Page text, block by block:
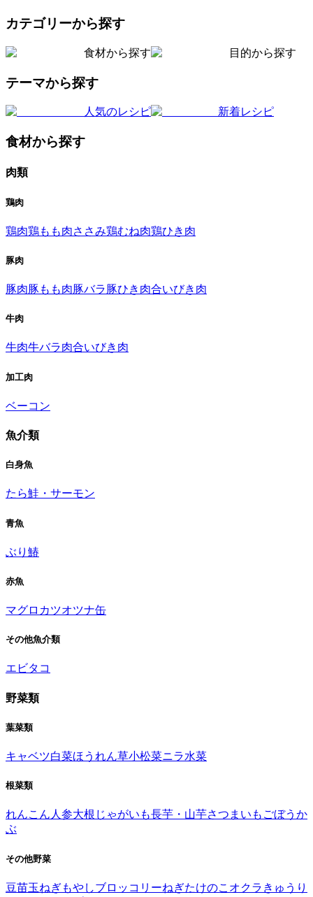
カテゴリーから探す
食材から探す 目的から探す
テーマから探す
人気のレシピ 新着レシピ
食材から探す
肉類
鶏肉
鶏肉鶏もも肉ささみ鶏むね肉鶏ひき肉
豚肉
豚肉豚もも肉豚バラ豚ひき肉合いびき肉
牛肉
牛肉牛バラ肉合いびき肉
加工肉
ベーコン
魚介類
白身魚
たら鮭・サーモン
青魚
ぶり 鰆
赤魚
マグロ カツオツナ缶
その他魚介類
エビタコ
野菜類
葉菜類
キャベツ白菜ほうれん草小松菜ニラ水菜
根菜類
れんこん人参大根 じゃがいも長芋・山芋さつまいも ごぼう か
ぶ
その他野菜
豆苗玉ねぎもやしブロッコリーねぎたけのこ オクラ きゅうり